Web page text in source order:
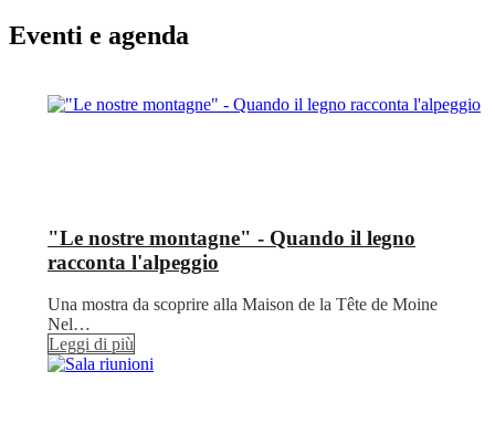
Eventi e agenda
"Le nostre montagne" - Quando il legno
racconta l'alpeggio
Una mostra da scoprire alla Maison de la Tête de Moine
Nel…
Leggi di più